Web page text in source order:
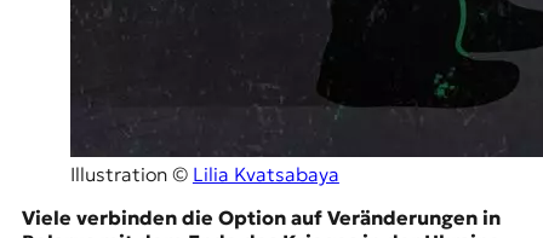
Illustration © Lilia Kvatsabaya
Viele verbinden die Option auf Veränderungen in